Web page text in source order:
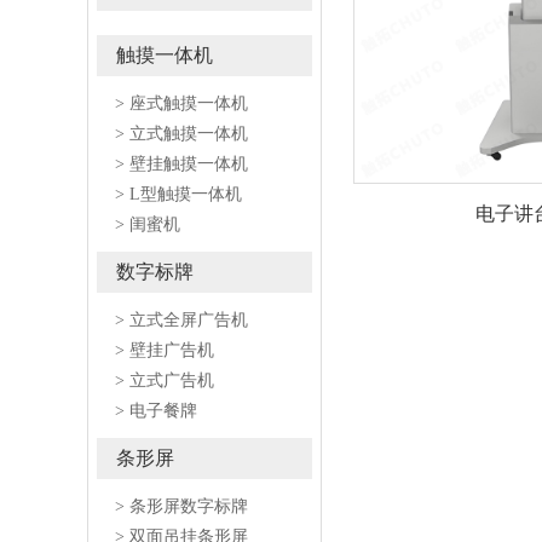
触摸一体机
> 座式触摸一体机
> 立式触摸一体机
> 壁挂触摸一体机
> L型触摸一体机
> 闺蜜机
数字标牌
> 立式全屏广告机
> 壁挂广告机
> 立式广告机
> 电子餐牌
条形屏
> 条形屏数字标牌
> 双面吊挂条形屏
电子讲